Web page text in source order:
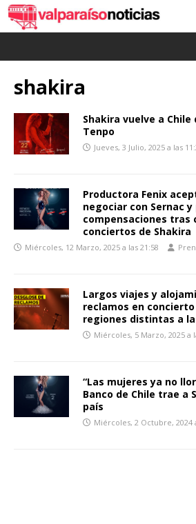
shakira
Shakira vuelve a Chile
Tenpo
Jueves, 3 Julio, 2025 a las
Productora Fenix
negociar con Sernac
compensaciones tras
conciertos de Shakira
Miércoles, 12 Marzo, 2025 a las 21:58
Largos viajes y
reclamos en
regiones distintas a la
Miércoles, 5 Marzo, 2025 a
“Las mujeres ya no
Banco de Chile trae a
país
Miércoles, 2 Octubre, 2024